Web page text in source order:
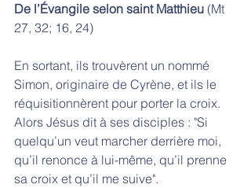
De l’Évangile selon saint Matthieu (Mt
27, 32; 16, 24)
En sortant, ils trouvèrent un nommé
Simon, originaire de Cyrène, et ils le
réquisitionnèrent pour porter la croix.
Alors Jésus dit à ses disciples : "Si
quelqu’un veut marcher derrière moi,
qu’il renonce à lui-même, qu’il prenne
sa croix et qu’il me suive".